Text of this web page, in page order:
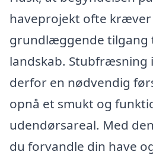
haveprojekt ofte kræver
grundlæggende tilgang
landskab. Stubfræsning
derfor en nødvendig
opnå et smukt og
udendørsareal. Med
du forvandle din have